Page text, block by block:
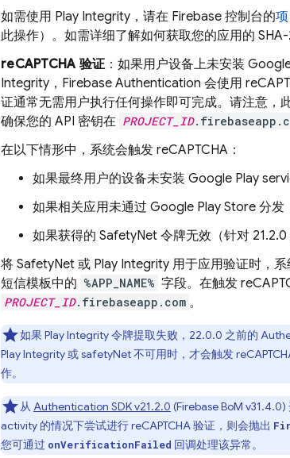
如需使用 Play Integrity，请在 Firebase 控制台的
此操作）。 如需详细了解如何获取您的应用的
reCAPTCHA 验证：如果用户设备上未安装
Integrity， Firebase Authentication 会使用
证通常无需用户执行任何操作即可完成。请注意，
确保您的 API 密钥在 PROJECT_ID
在以下情形中，系统会触发 reCAPTCHA：
如果最终用户的设备未安装 Google Play
如果相关应用未通过 Google Play Store 分发
如果获得的 SafetyNet 令牌无效（针对 21.2.0
将 SafetyNet 或 Play Integrity 用于应用验证时，系
短信模板中的 %APP_NAME% 字段。在触发
PROJECT_ID.firebaseapp.com 。
如果 Play Integrity 令牌提取失败，22.0.0 之前的
Play Integrity 或 safetyNet 不可用时，才会触发
作。
从 Authentication SDK v21.2.0 (Firebase BoM v31.4.0)
activity 的情况下尝试进行 reCAPTCHA 验证，则会抛出
您可通过 onVerificationFailed 回调处理该异常。